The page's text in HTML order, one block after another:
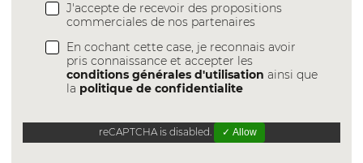
J'accepte de recevoir des propositions
commerciales de nos partenaires
En cochant cette case, je reconnais avoir
pris connaissance et accepter les
conditions générales d'utilisation ainsi que
la politique de confidentialite
reCAPTCHA is disabled. ✓ Allow